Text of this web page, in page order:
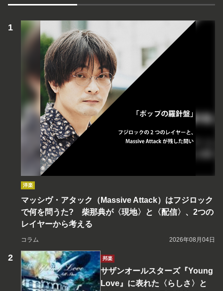
洋楽
マッシヴ・アタック（Massive Attack）はフジロック
で何を問うた? 柴那典が〈現地〉と〈配信〉、2つの
レイヤーから考える
コラム 2026年08月04日
邦楽
サザンオールスターズ『Young
Love』に表れた〈らしさ〉と